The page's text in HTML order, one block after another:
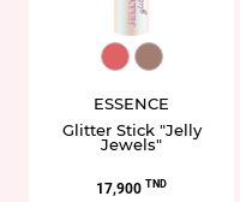
EY956144.03
ESSENCE
Glitter Stick "Jelly
Jewels"
Prix
17,900 TND